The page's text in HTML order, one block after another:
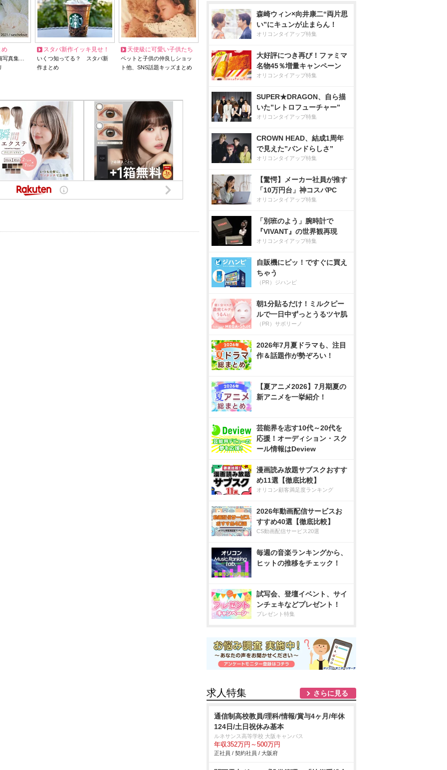
め
写真集…
スタバ新作イッキ見せ！
いくつ知ってる？ スタバ新
作まとめ
天使級に可愛い子供たち
ペットと子供の仲良しショッ
ト他、SNS話題キッズまとめ
森崎ウィン×向井康二“両片思
い”にキュンが止まらん！
オリコンタイアップ特集
大好評につき再び！ファミマ
名物45％増量キャンペーン
オリコンタイアップ特集
SUPER★DRAGON、自ら描
いた”レトロフューチャー”
オリコンタイアップ特集
CROWN HEAD、結成1周年
で見えた”バンドらしさ”
オリコンタイアップ特集
【驚愕】メーカー社員が推す
「10万円台」神コスパPC
オリコンタイアップ特集
「別班のよう」腕時計で
『VIVANT』の世界観再現
オリコンタイアップ特集
自販機にピッ！ですぐに買え
ちゃう
（PR）ジハンピ
朝1分貼るだけ！ミルクピー
ルで一日中ずっとうるツヤ肌
（PR）サボリーノ
2026年7月夏ドラマも、注目
作＆話題作が勢ぞろい！
【夏アニメ2026】7月期夏の
新アニメを一挙紹介！
芸能界を志す10代～20代を
応援！オーディション・スク
ール情報はDeview
漫画読み放題サブスクおすす
め11選【徹底比較】
オリコン顧客満足度ランキング
2026年動画配信サービスお
すすめ40選【徹底比較】
CS動画配信サービス20選
毎週の音楽ランキングから、
ヒットの推移をチェック！
試写会、登壇イベント、サイ
ンチェキなどプレゼント！
プレゼント特集
求人特集 さらに見る
通信制高校教員/理科/情報/賞与4ヶ月/年休
124日/土日祝休み基本
ルネサンス高等学校 大阪キャンパス
年収352万円～500万円
正社員 / 契約社員 / 大阪府